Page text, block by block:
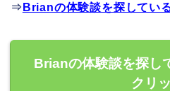
⇒ Brianの体験談を探してい
Brianの体験談を探し
クリ